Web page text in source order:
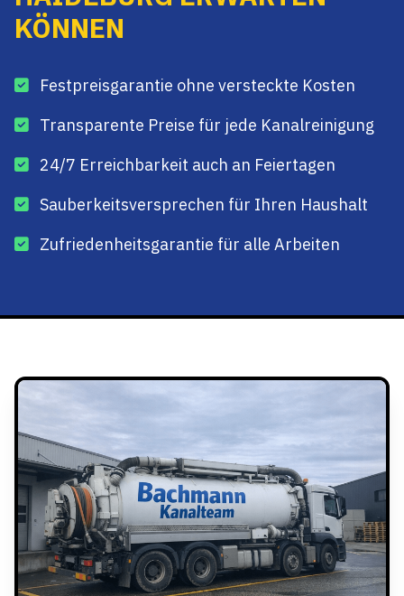
KÖNNEN
Festpreisgarantie ohne versteckte Kosten
Transparente Preise für jede Kanalreinigung
24/7 Erreichbarkeit auch an Feiertagen
Sauberkeitsversprechen für Ihren Haushalt
Zufriedenheitsgarantie für alle Arbeiten